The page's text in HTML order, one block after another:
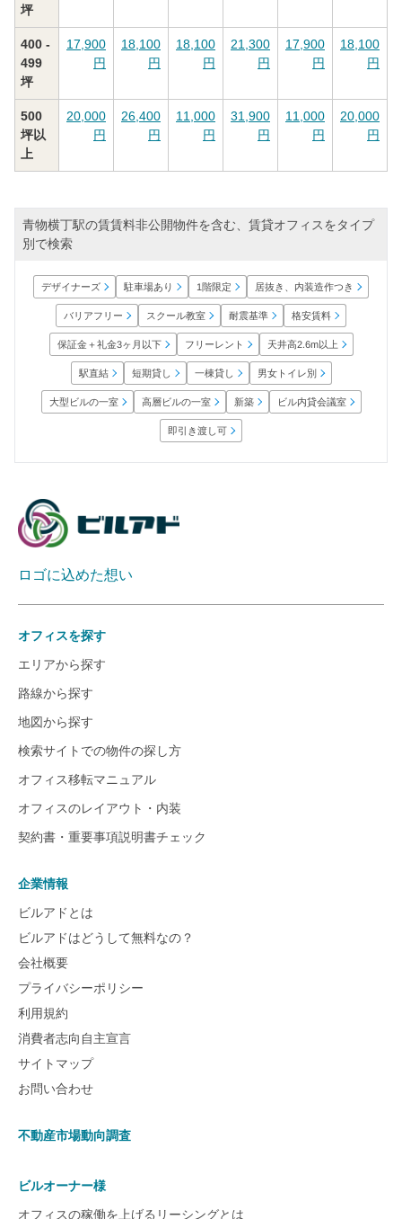
坪
400 -
499
坪
17,900
円
18,100
円
18,100
円
21,300
円
17,900
円
18,100
円
500
坪以
上
20,000
円
26,400
円
11,000
円
31,900
円
11,000
円
20,000
円
青物横丁駅の賃賃料非公開物件を含む、賃貸オフィスをタイプ
別で検索
デザイナーズ 駐車場あり 1階限定 居抜き、内装造作つき
バリアフリー スクール教室 耐震基準 格安賃料
保証金＋礼金3ヶ月以下 フリーレント 天井高2.6m以上
駅直結 短期貸し 一棟貸し 男女トイレ別
大型ビルの一室 高層ビルの一室 新築 ビル内貸会議室
即引き渡し可
ロゴに込めた想い
オフィスを探す
エリアから探す
路線から探す
地図から探す
検索サイトでの物件の探し方
オフィス移転マニュアル
オフィスのレイアウト・内装
契約書・重要事項説明書チェック
企業情報
ビルアドとは
ビルアドはどうして無料なの？
会社概要
プライバシーポリシー
利用規約
消費者志向自主宣言
サイトマップ
お問い合わせ
不動産市場動向調査
ビルオーナー様
オフィスの稼働を上げるリーシングとは